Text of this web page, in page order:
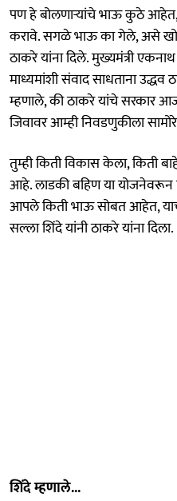
पण हे बोलणाऱ्यांचे भाऊ कुठे आहेत,
करावे. सगळे भाऊ का गेले, असे
ठाकरे यांना दिले. मुख्यमंत्री
माध्यमांशी संवाद साधताना उद्धव
म्हणाले, की ठाकरे यांचे सरकार
जिवावर आम्ही निवडणुकीला
तुम्ही किती विकास केला, किती
आहे. लाडकी बहिण या योजनेवरून
आपले किती भाऊ सोबत आहेत,
सल्ला शिंदे यांनी ठाकरे यांना दिला.
शिंदे म्हणाले...